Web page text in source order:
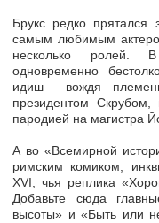
Брукс редко
самым любимым
несколько ролей.
одновременно
идиш вождя
президентом
пародией на магистра
А во «Всемирной
римским комиком,
XVI, чья реплика
Добавьте сюда
высоты» и «Быть или